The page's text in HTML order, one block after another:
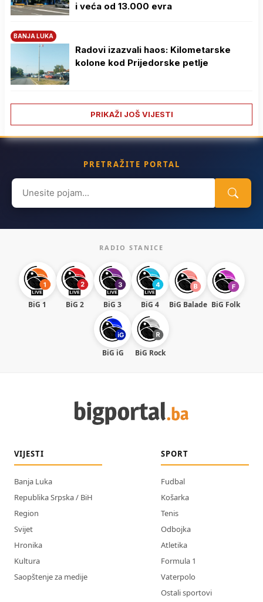
i veća od 13.000 evra
BANJA LUKA
Radovi izazvali haos: Kilometarske
kolone kod Prijedorske petlje
PRIKAŽI JOŠ VIJESTI
PRETRAŽITE PORTAL
Search
for:
RADIO STANICE
BiG 1 BiG 2 BiG 3 BiG 4 BiG Balade BiG Folk
BiG iG BiG Rock
VIJESTI
Banja Luka
Republika Srpska / BiH
Region
Svijet
Hronika
Kultura
Saopštenje za medije
SPORT
Fudbal
Košarka
Tenis
Odbojka
Atletika
Formula 1
Vaterpolo
Ostali sportovi